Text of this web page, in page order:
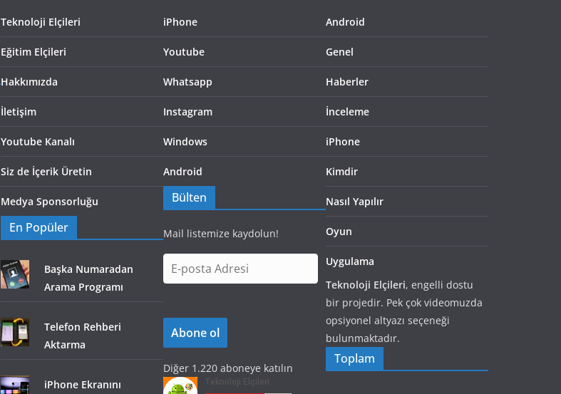
Teknoloji Elçileri
Eğitim Elçileri
Hakkımızda
İletişim
Youtube Kanalı
Siz de İçerik Üretin
Medya Sponsorluğu
En Popüler
Başka Numaradan
Arama Programı
Telefon Rehberi
Aktarma
iPhone Ekranını
iPhone
Youtube
Whatsapp
Instagram
Windows
Android
Bülten
Mail listemize kaydolun!
-
o
t
a
A
Abone ol
Diğer 1.220 aboneye katılın
Android
Genel
Haberler
İnceleme
iPhone
Kimdir
Nasıl Yapılır
Oyun
Uygulama
Teknoloji Elçileri, engelli dostu
bir projedir. Pek çok videomuzda
opsiyonel altyazı seçeneği
bulunmaktadır.
Toplam